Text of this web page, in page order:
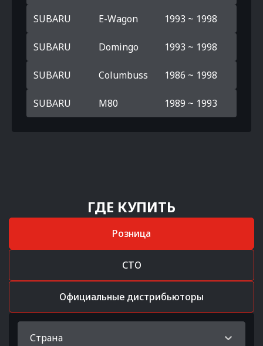
SUBARU E-Wagon 1993 ~ 1998
SUBARU Domingo 1993 ~ 1998
SUBARU Columbuss 1986 ~ 1998
SUBARU M80 1989 ~ 1993
ГДЕ КУПИТЬ
Розница
СТО
Официальные дистрибьюторы
Страна